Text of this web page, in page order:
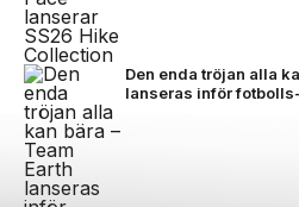
Den enda tröjan alla
lanseras inför